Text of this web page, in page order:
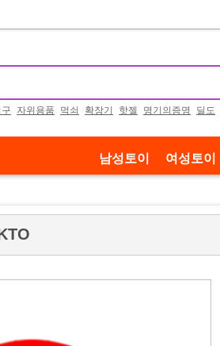
자위용품 먹쇠 확장기 핫젤 명기의증명 딜도
남성토이 여성토이